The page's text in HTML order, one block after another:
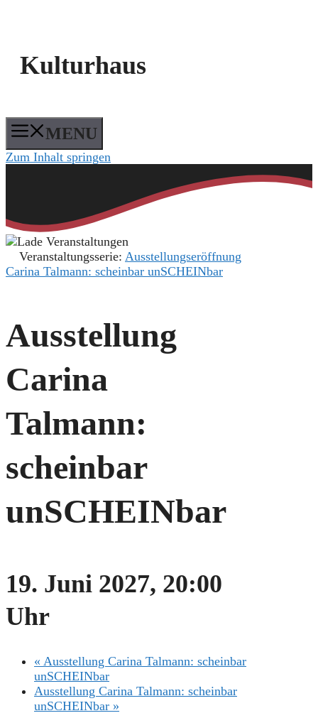
Kulturhaus
MENU
Zum Inhalt springen
Veranstaltungsserie: Ausstellungseröffnung
Carina Talmann: scheinbar unSCHEINbar
Ausstellung
Carina
Talmann:
scheinbar
unSCHEINbar
19. Juni 2027, 20:00
Uhr
« Ausstellung Carina Talmann: scheinbar
unSCHEINbar
Ausstellung Carina Talmann: scheinbar
unSCHEINbar »